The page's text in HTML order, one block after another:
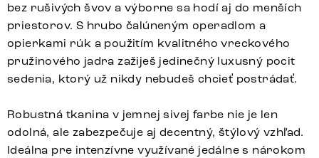
bez rušivých švov a výborne sa hodí aj do menších
priestorov. S hrubo čalúneným operadlom a
opierkami rúk a použitím kvalitného vreckového
pružinového jadra zažiješ jedinečný luxusný pocit
sedenia, ktorý už nikdy nebudeš chcieť postrádať.
Robustná tkanina v jemnej sivej farbe nie je len
odolná, ale zabezpečuje aj decentný, štýlový vzhľad.
Ideálna pre intenzívne využívané jedálne s nárokom